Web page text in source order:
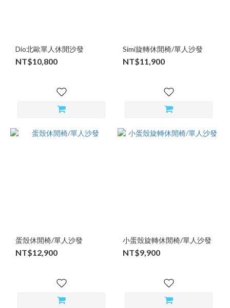
Dio北歐單人休閒沙發
NT$10,800
Simi旋轉休閒椅/單人沙發
NT$11,900
蛋殼休閒椅/單人沙發
NT$12,900
小蛋殼旋轉休閒椅/單人沙發
NT$9,900